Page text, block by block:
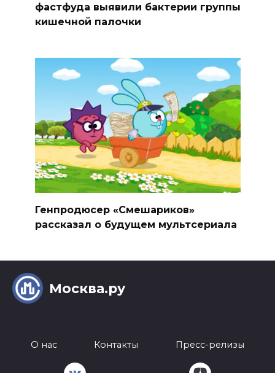
фастфуда выявили бактерии группы
кишечной палочки
Генпродюсер «Смешариков»
рассказал о будущем мультсериала
Москва.ру
О нас Контакты Пресс-релизы